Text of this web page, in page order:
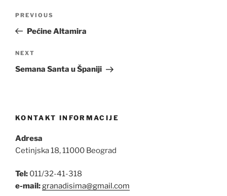
Previous
Post
PREVIOUS
Pećine Altamira
Next
Post
NEXT
Semana Santa u Španiji
KONTAKT INFORMACIJE
Adresa
Cetinjska 18, 11000 Beograd
Tel: 011/32-41-318
e-mail:granadisima@gmail.com